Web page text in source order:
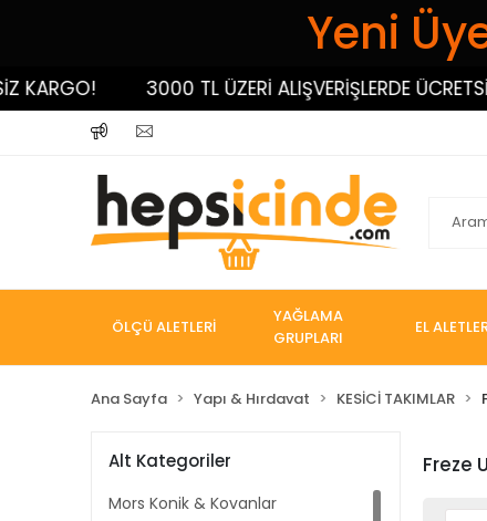
Yeni
3000 TL ÜZERİ ALIŞVERİŞLERDE ÜCRETSİZ
ÖLÇÜ ALETLERİ
YAĞLAMA
GRUPLARI
EL
Ana Sayfa Yapı & Hırdavat KESİCİ TAKIMLAR
Alt Kategoriler
Mors Konik & Kovanlar
Freze